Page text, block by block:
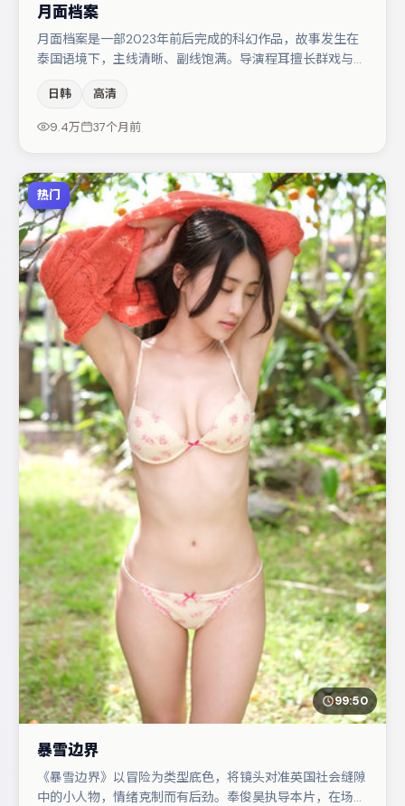
月面档案
月面档案是一部2023年前后完成的科幻作品，故事发生在
泰国语境下，主线清晰、副线饱满。导演程耳擅长群戏与空
括张颂文、雷佳音、谭卓等，角色动机前后呼应，适合喜欢
抠台词与伏笔的观众。整体完成度较高，适合周末一口气追
日韩 高清
9.4万 37个月前
热门
99:50
暴雪边界
《暴雪边界》以冒险为类型底色，将镜头对准英国社会缝隙
中的小人物，情绪克制而有后劲。奉俊昊执导本片，在场面